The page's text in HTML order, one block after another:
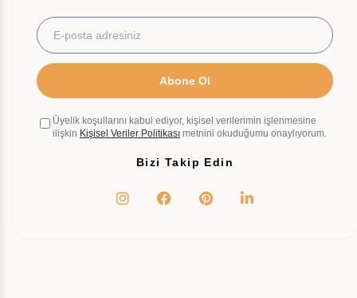
Abone Ol
Üyelik koşullarını kabul ediyor, kişisel verilerimin işlenmesine
ilişkin Kişisel Veriler Politikası metnini okuduğumu onaylıyorum.
Bizi Takip Edin